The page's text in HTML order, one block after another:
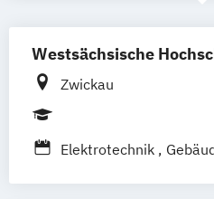
Westsächsische
Zwickau
Elektrotechnik